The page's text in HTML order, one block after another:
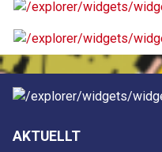
AKTUELLT